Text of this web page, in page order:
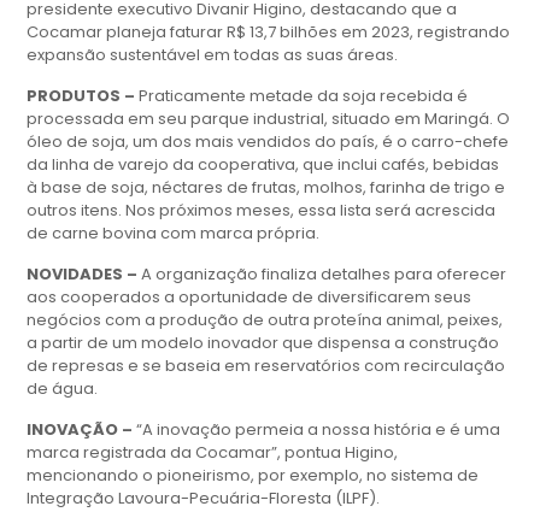
presidente executivo Divanir Higino, destacando que a
Cocamar planeja faturar R$ 13,7 bilhões em 2023, registrando
expansão sustentável em todas as suas áreas.
PRODUTOS – Praticamente metade da soja recebida é
processada em seu parque industrial, situado em Maringá. O
óleo de soja, um dos mais vendidos do país, é o carro-chefe
da linha de varejo da cooperativa, que inclui cafés, bebidas
à base de soja, néctares de frutas, molhos, farinha de trigo e
outros itens. Nos próximos meses, essa lista será acrescida
de carne bovina com marca própria.
NOVIDADES – A organização finaliza detalhes para oferecer
aos cooperados a oportunidade de diversificarem seus
negócios com a produção de outra proteína animal, peixes,
a partir de um modelo inovador que dispensa a construção
de represas e se baseia em reservatórios com recirculação
de água.
INOVAÇÃO – “A inovação permeia a nossa história e é uma
marca registrada da Cocamar”, pontua Higino,
mencionando o pioneirismo, por exemplo, no sistema de
Integração Lavoura-Pecuária-Floresta (ILPF).